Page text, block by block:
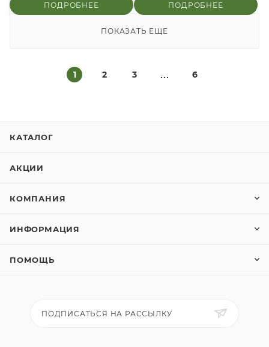
ПОДРОБНЕЕ ПОДРОБНЕЕ
ПОКАЗАТЬ ЕЩЕ
1 2 3 6
КАТАЛОГ
АКЦИИ
КОМПАНИЯ
ИНФОРМАЦИЯ
ПОМОЩЬ
ПОДПИСАТЬСЯ НА РАССЫЛКУ